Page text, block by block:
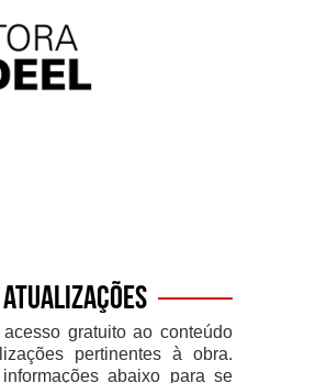
gratuito ao conteúdo
pertinentes à obra.
abaixo para se